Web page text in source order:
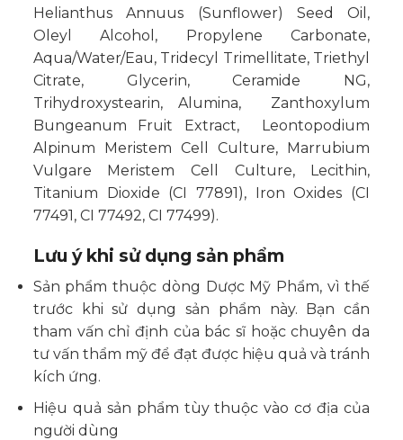
Helianthus Annuus (Sunflower) Seed Oil,
Oleyl Alcohol, Propylene Carbonate,
Aqua/Water/Eau, Tridecyl Trimellitate, Triethyl
Citrate, Glycerin, Ceramide NG,
Trihydroxystearin, Alumina, Zanthoxylum
Bungeanum Fruit Extract, Leontopodium
Alpinum Meristem Cell Culture, Marrubium
Vulgare Meristem Cell Culture, Lecithin,
Titanium Dioxide (CI 77891), Iron Oxides (CI
77491, CI 77492, CI 77499).
Lưu ý khi sử dụng sản phẩm
Sản phẩm thuộc dòng Dược Mỹ Phẩm, vì thế
trước khi sử dụng sản phẩm này. Bạn cần
tham vấn chỉ định của bác sĩ hoặc chuyên da
tư vấn thẩm mỹ để đạt được hiệu quả và tránh
kích ứng.
Hiệu quả sản phẩm tùy thuộc vào cơ địa của
người dùng